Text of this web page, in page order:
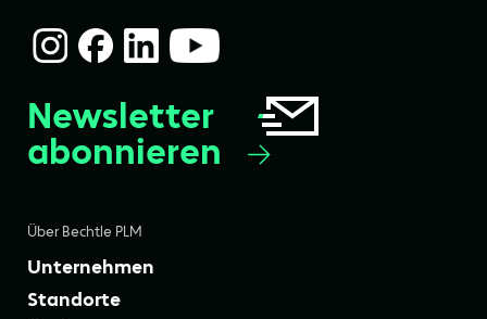
Über Bechtle PLM
Unternehmen
Standorte
Newsletter
abonnieren